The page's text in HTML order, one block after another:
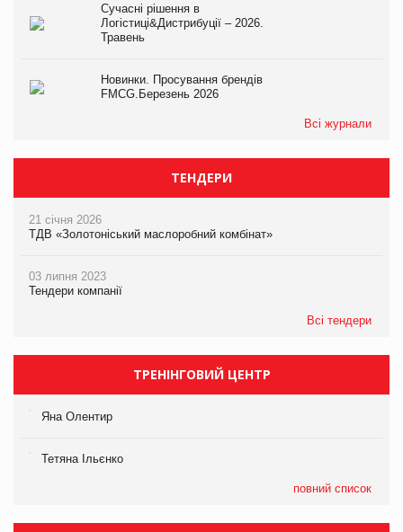
Сучасні рішення в
Логістиці&Дистрибуції – 2026.
Травень
Новинки. Просування брендів
FMCG.Березень 2026
Всі журнали
ТЕНДЕРИ
21 січня 2026
ТДВ «Золотоніський маслоробний комбінат»
03 липня 2023
Тендери компанії
Всі тендери
ТРЕНІНГОВИЙ ЦЕНТР
Яна Олентир
Тетяна Ільєнко
повний список